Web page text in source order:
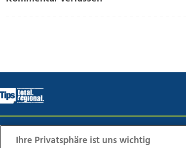
Wir über uns Mediadaten Kontakt
Ihre Privatsphäre ist uns wichtig